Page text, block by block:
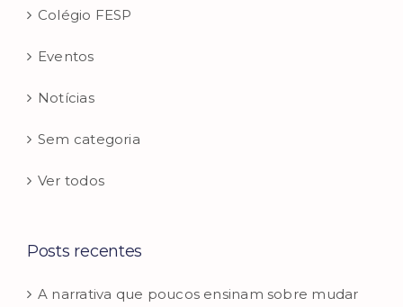
Colégio FESP
Eventos
Notícias
Sem categoria
Ver todos
Posts recentes
A narrativa que poucos ensinam sobre mudar